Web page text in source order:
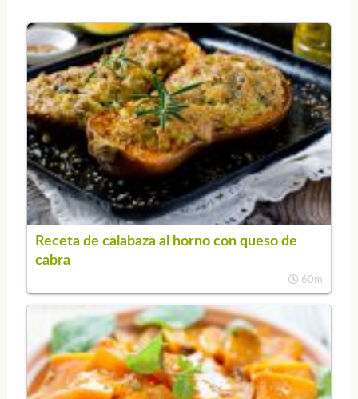
Receta de calabaza al horno con queso de
cabra
60m